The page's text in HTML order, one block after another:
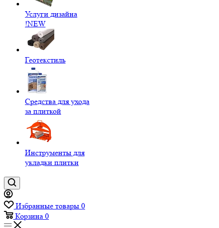
Услуги дизайна
!NEW
Геотекстиль
Средства для ухода
за плиткой
Инструменты для
укладки плитки
Избранные товары 0
Корзина 0